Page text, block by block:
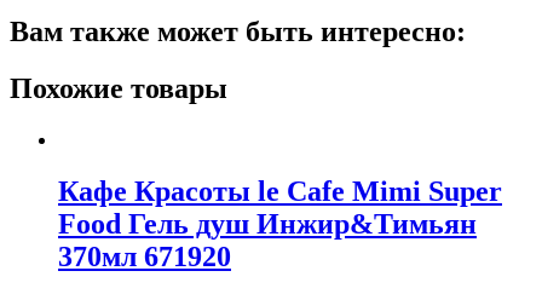
Mimi
Food
Гель
Кокос&Лотос
671951
Вам также может быть интересно:
Похожие товары
Кафе Красоты le Cafe Mimi Super
Food Гель душ Инжир&Тимьян
370мл 671920